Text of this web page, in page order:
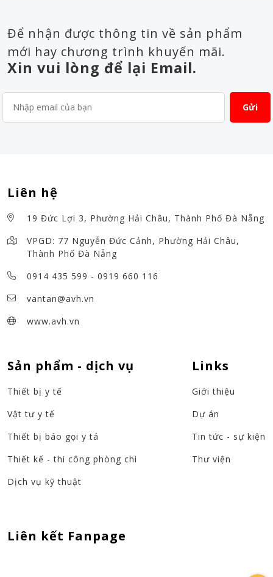
Để nhận được thông tin về sản phẩm
mới hay chương trình khuyến mãi.
Xin vui lòng để lại Email.
Liên hệ
19 Đức Lợi 3, Phường Hải Châu, Thành Phố Đà Nẵng
VPGD: 77 Nguyễn Đức Cảnh, Phường Hải Châu,
Thành Phố Đà Nẵng
0914 435 599 - 0919 660 116
vantan@avh.vn
www.avh.vn
Sản phẩm - dịch vụ
Thiết bị y tế
Vật tư y tế
Thiết bị báo gọi y tá
Thiết kế - thi công phòng chì
Dịch vụ kỹ thuật
Links
Giới thiệu
Dự án
Tin tức - sự kiện
Thư viện
Liên kết Fanpage